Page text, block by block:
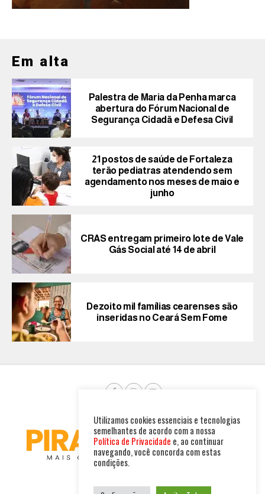
Em alta
Palestra de Maria da Penha marca
abertura do Fórum Nacional de
Segurança Cidadã e Defesa Civil
21 postos de saúde de Fortaleza
terão pediatras atendendo sem
agendamento nos meses de maio e
junho
CRAS entregam primeiro lote de Vale
Gás Social até 14 de abril
Dezoito mil famílias cearenses são
inseridas no Ceará Sem Fome
Utilizamos cookies essenciais e tecnologias
semelhantes de acordo com a nossa
Política de Privacidade e, ao continuar
navegando, você concorda com estas
condições.